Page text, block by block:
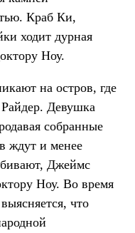
Краб Ки,
ходит дурная
Ноу.
на остров, где
Девушка
собранные
ждут и менее
Джеймс
Ноу. Во время
что